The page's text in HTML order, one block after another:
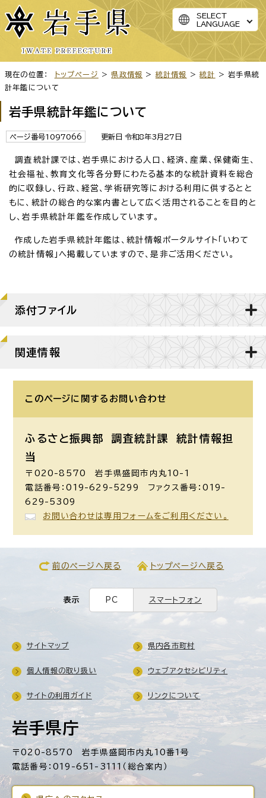
SELECT
LANGUAGE
現在の位置： トップページ > 県政情報 > 統計情報 >統計
> 岩手県統
計年鑑について
岩手県統計年鑑について
ページ番号1097066 更新日 令和8年3月27日
調査統計課では、岩手県における人口、経済、産業、保健衛生、
社会福祉、教育文化等各分野にわたる基本的な統計資料を総合
的に収録し、行政、経営、学術研究等における利用に供するとと
もに、統計の総合的な案内書として広く活用されることを目的と
し、岩手県統計年鑑を作成しています。
作成した岩手県統計年鑑は、統計情報ポータルサイト「いわて
の統計情報」へ掲載していますので、是非ご活用ください。
添付ファイル
関連情報
このページに関する お問い合わせ
ふるさと振興部 調査統計課
統計情報担
当
〒020-8570 岩手県盛岡市内丸10-1
電話番号：019-629-5299 ファクス番号：019-
629-5309
お問い合わせは専用フォームをご利用ください。
前のページへ戻る トップページへ戻る
表示 PC スマートフォン
岩手県庁
〒020-8570 岩手県盛岡市内丸10番1号
電話番号：019-651-3111（総合案内）
サイトマップ 県内各市町村
個人情報の取り扱い ウェブアクセシビリティ
サイトの利用ガイド リンクについて